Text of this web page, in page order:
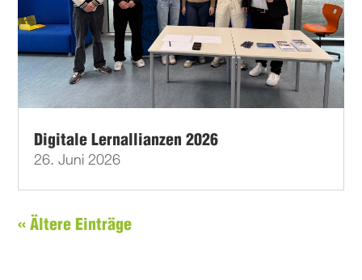
Digitale Lernallianzen 2026
26. Juni 2026
« Ältere Einträge